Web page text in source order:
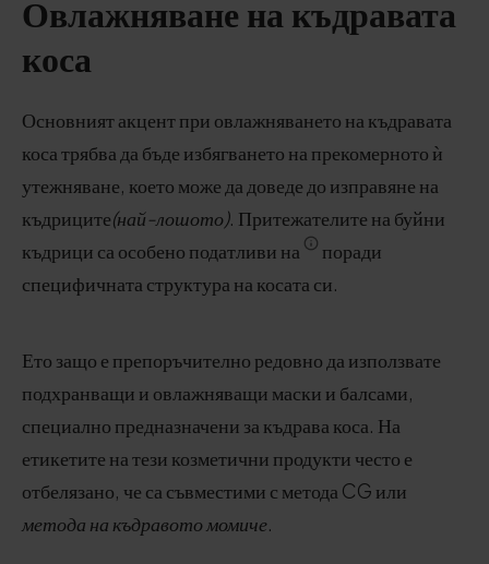
Овлажняване на къдравата
коса
Основният акцент при овлажняването на къдравата
коса трябва да бъде избягването на прекомерното ѝ
утежняване, което може да доведе до изправяне на
къдриците(най-лошото). Притежателите на буйни
къдрици са особено податливи на
поради
специфичната структура на косата си.
Ето защо е препоръчително редовно да използвате
подхранващи и овлажняващи маски и балсами,
специално предназначени за къдрава коса. На
етикетите на тези козметични продукти често е
отбелязано, че са съвместими с метода CG или
метода на къдравото момиче.